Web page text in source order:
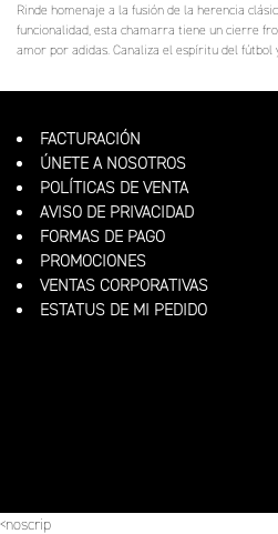
Rinde homenaje a la fusión de la herencia
funcionalidad, esta chamarra tiene un cierre
amor por adidas. Canaliza el espíritu del fútbol
FACTURACIÓN
ÚNETE A NOSOTROS
POLÍTICAS DE VENTA
AVISO DE PRIVACIDAD
FORMAS DE PAGO
PROMOCIONES
VENTAS CORPORATIVAS
ESTATUS DE MI PEDIDO
<noscrip